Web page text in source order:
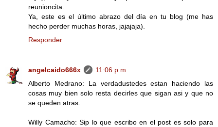
reunioncita.
Ya, este es el último abrazo del día en tu blog (me has
hecho perder muchas horas, jajajaja).
Responder
angelcaido666x
11:06 p.m.
Alberto Medrano: La verdadustedes estan haciendo las
cosas muy bien solo resta decirles que sigan asi y que no
se queden atras.
Willy Camacho: Sip lo que escribo en el post es solo para